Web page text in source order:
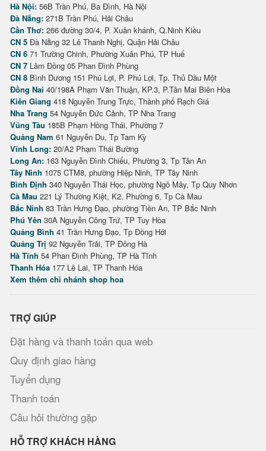
Hà Nội: 56B Trần Phú, Ba Đình, Hà Nội
Đà Nẵng: 271B Trần Phú, Hải Châu
Cần Thơ: 266 đường 30/4, P. Xuân khánh, Q.Ninh Kiều
CN 5 Đà Nẵng 32 Lê Thanh Nghị, Quận Hải Châu
CN 6 71 Trường Chinh, Phường Xuân Phú, TP Huế
CN 7 Lâm Đồng 05 Phan Đình Phùng
CN 8 Bình Dương 151 Phú Lợi, P. Phú Lợi, Tp. Thủ Dầu Một
Đồng Nai 40/198A Phạm Văn Thuận, KP.3, P.Tân Mai Biên Hòa
Kiên Giang 418 Nguyễn Trung Trực, Thành phố Rạch Giá
Nha Trang 54 Nguyễn Đức Cảnh, TP Nha Trang
Vũng Tàu 185B Phạm Hồng Thái, Phường 7
Quảng Nam 61 Nguyễn Du, Tp Tam Kỳ
Vĩnh Long: 20/A2 Phạm Thái Bường
Long An: 163 Nguyễn Đình Chiểu, Phường 3, Tp Tân An
Tây Ninh 1075 CTM8, phường Hiệp Ninh, TP Tây Ninh
Bình Định 340 Nguyễn Thái Học, phường Ngô Mây, Tp Quy Nhơn
Cà Mau 221 Lý Thường Kiệt, K2, Phường 6, Tp Cà Mau
Bắc Ninh 83 Trần Hưng Đạo, phường Tiền An, TP Bắc Ninh
Phú Yên 30A Nguyễn Công Trứ, TP Tuy Hòa
Quảng Bình 41 Trần Hưng Đạo, Tp Đồng Hới
Quảng Trị 92 Nguyễn Trãi, TP Đông Hà
Hà Tĩnh 54 Phan Đình Phùng, TP Hà Tĩnh
Thanh Hóa 177 Lê Lai, TP Thanh Hóa
Xem thêm chi nhánh shop hoa
TRỢ GIÚP
Đặt hàng và thanh toán qua web
Quy định giao hàng
Tuyển dụng
Thanh toán
Câu hỏi thường gặp
HỖ TRỢ KHÁCH HÀNG